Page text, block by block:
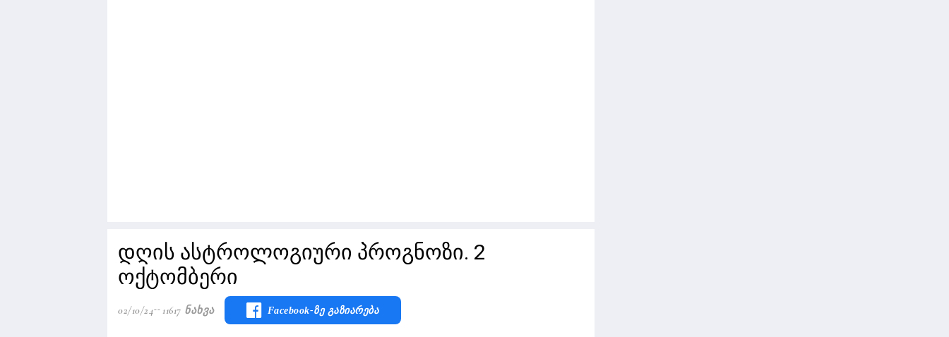
დღის ასტროლოგიური პროგნოზი. 2
ოქტომბერი
02/10/24 11617 Ნახვა Facebook-Ზე Გაზიარება